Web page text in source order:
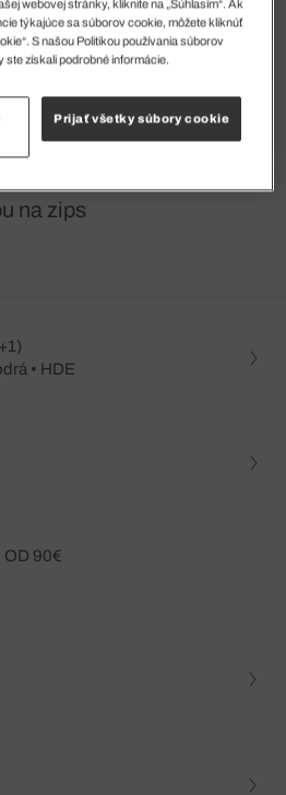
na zips
Námornícka modrá • HDE
OD 90€
webovej stránky, kliknite na „Súhlasím“. Ak
týkajúce sa súborov cookie, môžete kliknúť
S našou Politikou používania súborov
ste získali podrobné informácie.
Prijať všetky súbory cookie